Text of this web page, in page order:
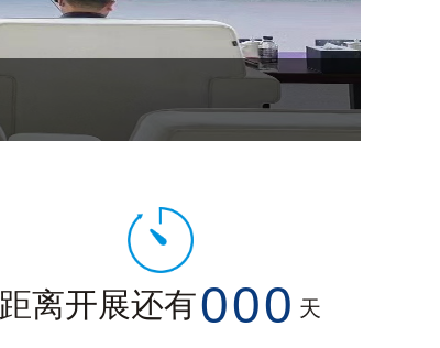
距离开展还有000 天